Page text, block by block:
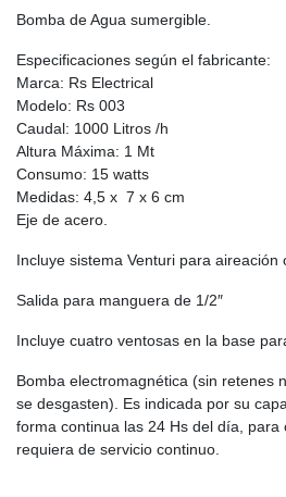
Bomba de Agua sumergible.
Especificaciones según el fabricante:
Marca: Rs Electrical
Modelo: Rs 003
Caudal: 1000 Litros /h
Altura Máxima: 1 Mt
Consumo: 15 watts
Medidas: 4,5 x 7 x 6 cm
Eje de acero.
Incluye sistema Venturi para aireación
Salida para manguera de 1/2″
Incluye cuatro ventosas en la base
Bomba electromagnética (sin retenes
se desgasten). Es indicada por su
forma continua las 24 Hs del día, para
requiera de servicio continuo.